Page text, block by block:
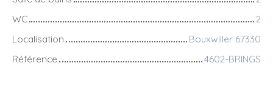
WC
2
Localisation
Bouxwiller 67330
Référence
4602-BRINGS